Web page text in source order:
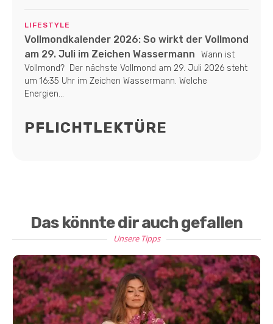
LIFESTYLE
Vollmondkalender 2026: So wirkt der Vollmond
am 29. Juli im Zeichen Wassermann
Wann ist
Vollmond? Der nächste Vollmond am 29. Juli 2026 steht
um 16:35 Uhr im Zeichen Wassermann. Welche
Energien...
PFLICHTLEKTÜRE
Das könnte dir auch gefallen
Unsere Tipps